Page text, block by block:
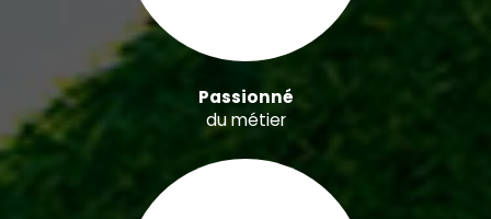
Passionné
du métier